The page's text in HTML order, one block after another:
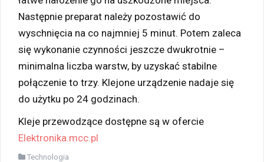
Następnie preparat należy pozostawić do
wyschnięcia na co najmniej 5 minut. Potem zaleca
się wykonanie czynności jeszcze dwukrotnie –
minimalna liczba warstw, by uzyskać stabilne
połączenie to trzy. Klejone urządzenie nadaje się
do użytku po 24 godzinach.
Kleje przewodzące dostępne są w ofercie
Elektronika.mcc.pl
Technologia